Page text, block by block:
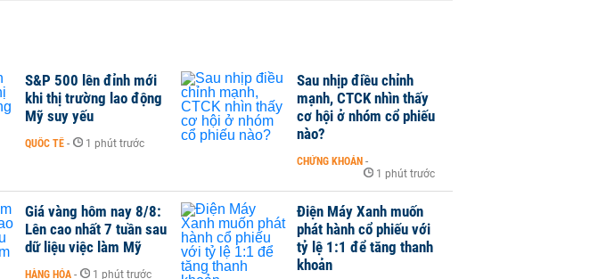
S&P 500 lên đỉnh mới
khi thị trường lao động
Mỹ suy yếu
QUỐC TẾ - 1 phút trước
Sau nhịp điều chỉnh
mạnh, CTCK nhìn thấy
cơ hội ở nhóm cổ phiếu
nào?
CHỨNG KHOÁN -
1 phút trước
Giá vàng hôm nay 8/8:
Lên cao nhất 7 tuần sau
dữ liệu việc làm Mỹ
HÀNG HÓA - 1 phút trước
Điện Máy Xanh muốn
phát hành cổ phiếu với
tỷ lệ 1:1 để tăng thanh
khoản